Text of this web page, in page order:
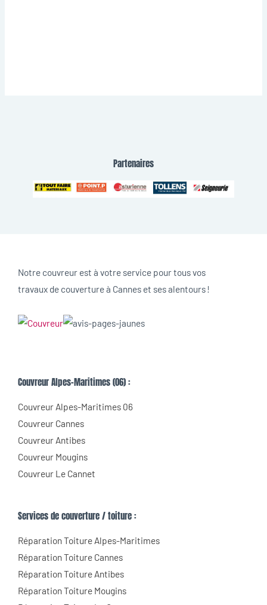
Partenaires
Notre couvreur est à votre service pour tous vos
travaux de couverture à Cannes et ses alentours !
Couvreur Alpes-Maritimes (06) :
Couvreur Alpes-Maritimes 06
Couvreur Cannes
Couvreur Antibes
Couvreur Mougins
Couvreur Le Cannet
Services de couverture / toiture :
Réparation Toiture Alpes-Maritimes
Réparation Toiture Cannes
Réparation Toiture Antibes
Réparation Toiture Mougins